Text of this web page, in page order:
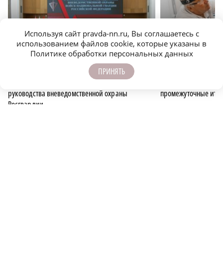
В Нижнем Новгороде прошел семинар
руководства вневедомственной охраны
Росгвардии
промежуточные
Используя сайт pravda-nn.ru, Вы соглашаетесь с
использованием файлов cookie, которые указаны в
Политике обработки персональных данных
ПРИНЯТЬ